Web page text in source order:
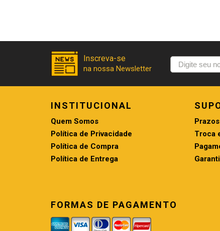
INSTITUCIONAL
Quem Somos
Política de Privacidade
Política de Compra
Política de Entrega
Troca
FORMAS DE PAGAMENTO